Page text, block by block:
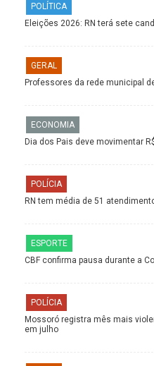
POLÍTICA
Eleições 2026: RN terá sete
GERAL
Professores da rede municipal
ECONOMIA
Dia dos Pais deve movimentar
POLÍCIA
RN tem média de 51
ESPORTE
CBF confirma pausa durante a
POLÍCIA
Mossoró registra mês mais
em julho